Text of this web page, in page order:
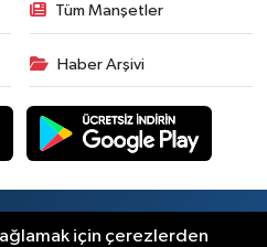
Tüm Manşetler
Haber Arşivi
için çerezlerden